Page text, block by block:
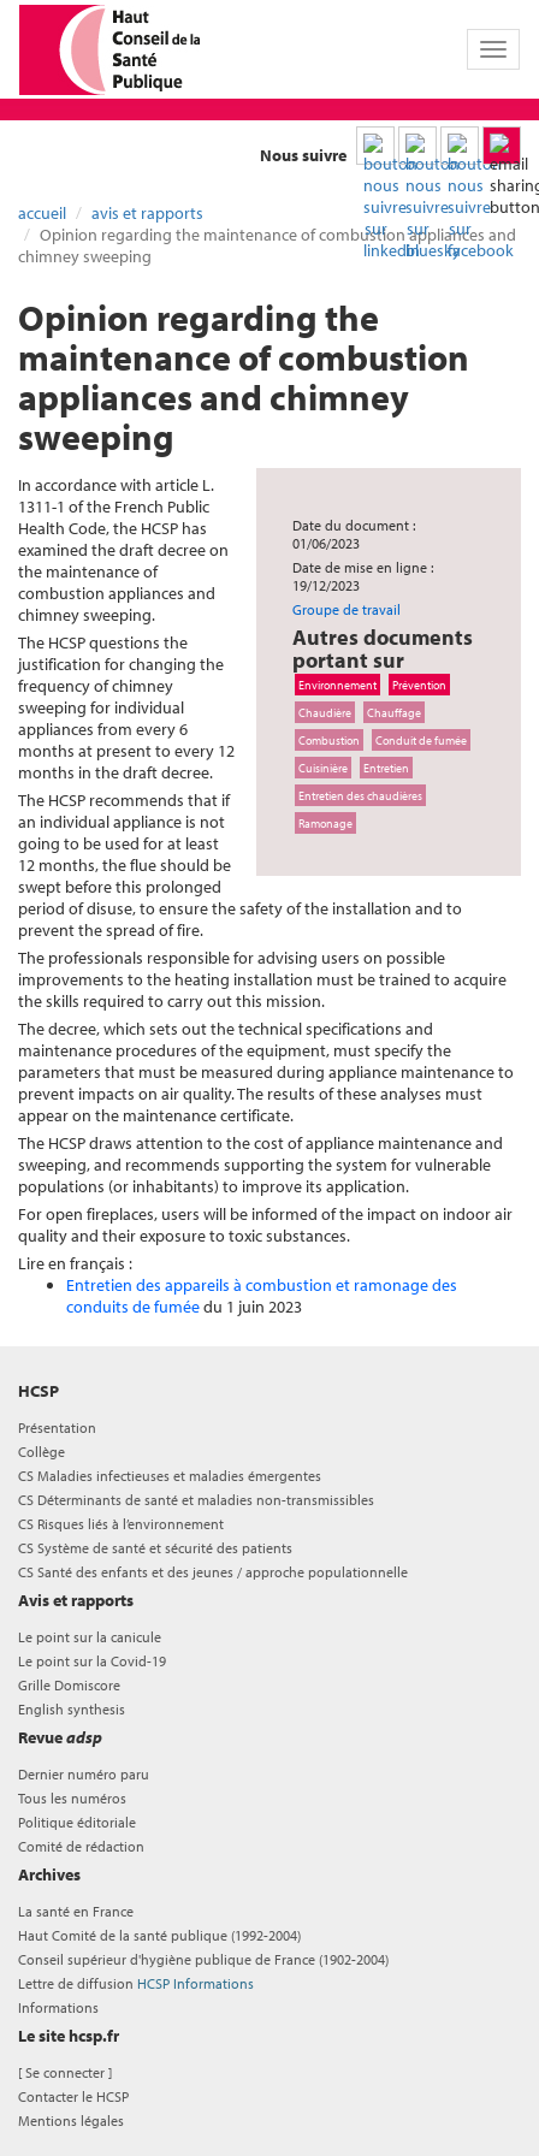
Toggle
Nous suivre
accueil
avis et rapports
Opinion regarding the maintenance of combustion appliances and
chimney sweeping
Opinion regarding the
maintenance of combustion
appliances and chimney
sweeping
Date du document :
01/06/2023
Date de mise en ligne :
19/12/2023
Groupe de travail
Autres documents
portant sur
Environnement
Prévention
Chaudière
Chauffage
Combustion
Conduit de fumée
Cuisinière
Entretien
Entretien des chaudières
Ramonage
In accordance with article L.
1311-1 of the French Public
Health Code, the HCSP has
examined the draft decree on
the maintenance of
combustion appliances and
chimney sweeping.
The HCSP questions the
justification for changing the
frequency of chimney
sweeping for individual
appliances from every 6
months at present to every 12
months in the draft decree.
The HCSP recommends that if
an individual appliance is not
going to be used for at least
12 months, the flue should be
swept before this prolonged
period of disuse, to ensure the safety of the installation and to
prevent the spread of fire.
The professionals responsible for advising users on possible
improvements to the heating installation must be trained to acquire
the skills required to carry out this mission.
The decree, which sets out the technical specifications and
maintenance procedures of the equipment, must specify the
parameters that must be measured during appliance maintenance to
prevent impacts on air quality. The results of these analyses must
appear on the maintenance certificate.
The HCSP draws attention to the cost of appliance maintenance and
sweeping, and recommends supporting the system for vulnerable
populations (or inhabitants) to improve its application.
For open fireplaces, users will be informed of the impact on indoor air
quality and their exposure to toxic substances.
Lire en français :
Entretien des appareils à combustion et ramonage des
conduits de fuméedu 1 juin 2023
HCSP
Présentation
Collège
CS Maladies infectieuses et maladies émergentes
CS Déterminants de santé et maladies non-transmissibles
CS Risques liés à l’environnement
CS Système de santé et sécurité des patients
CS Santé des enfants et des jeunes / approche populationnelle
Avis et rapports
Le point sur la canicule
Le point sur la Covid-19
Grille Domiscore
English synthesis
Revueadsp
Dernier numéro paru
Tous les numéros
Politique éditoriale
Comité de rédaction
Archives
La santé en France
Haut Comité de la santé publique (1992-2004)
Conseil supérieur d'hygiène publique de France (1902-2004)
Lettre de diffusion HCSP Informations
Informations
Le site hcsp.fr
[Se connecter ]
Contacter le HCSP
Mentions légales